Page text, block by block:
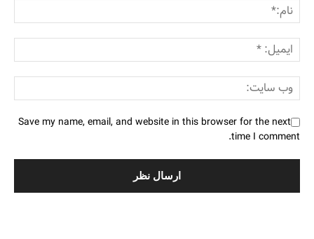
Save my name, email, and website in this browser for the next
time I comment.